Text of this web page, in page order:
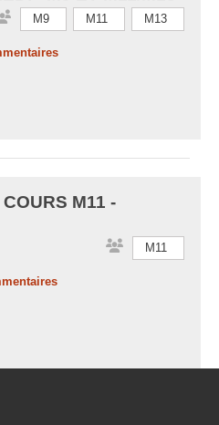
M9 M11 M13
M11 -
M11